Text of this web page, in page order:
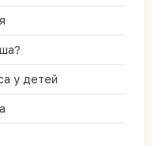
у детей